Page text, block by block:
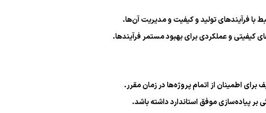
با فرآیندهای تولید و کیفیت و مدیریت آن‌ها.
کیفیتی و عملکردی برای بهبود مستمر فرآیندها.
اطمینان از اتمام پروژه‌ها در زمان مقرر.
پیاده‌سازی موفق استاندارد داشته باشد.